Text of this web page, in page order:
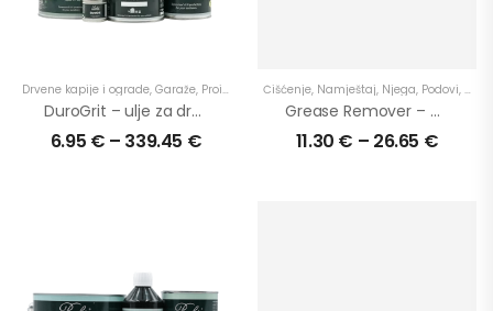
Drvene kapije i ograde, Garaže, Proizvodi Terase,U eksterijer,U najtraženije,U
DuroGrit – ulje za drvo za vanjsku upotrebu
6.95 € – 339.45 €
Čišćenje, Namještaj, Njega, Podovi,
Grease Remover – uklanja mrlje od masnoće
11.30 € – 26.65 €